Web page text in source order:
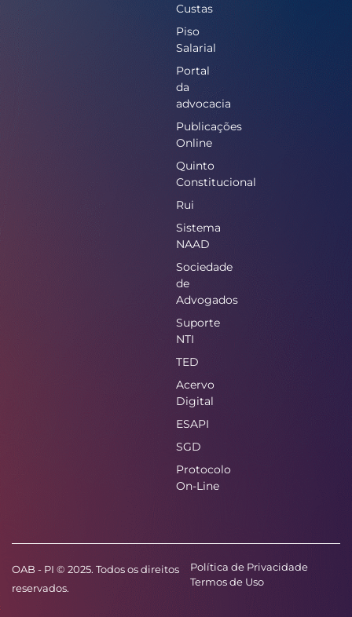
Custas
Piso
Salarial
Portal
da
advocacia
Publicações
Online
Quinto
Constitucional
Rui
Sistema
NAAD
Sociedade
de
Advogados
Suporte
NTI
TED
Acervo
Digital
ESAPI
SGD
Protocolo
On-Line
OAB - PI © 2025. Todos os direitos
reservados.
Política de Privacidade
Termos de Uso